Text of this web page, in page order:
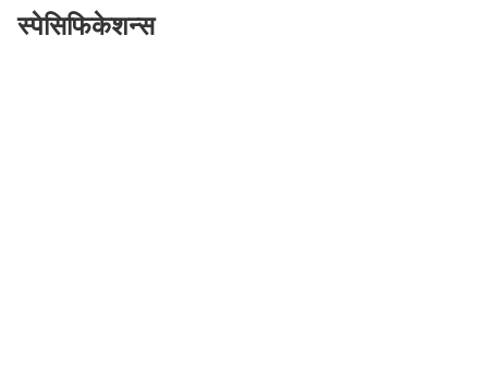
स्पेसिफिकेशन्स